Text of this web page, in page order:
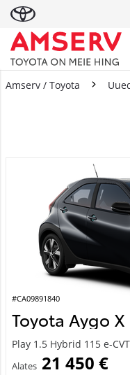
Amserv / Toyota
#CA09891840
Toyota Aygo X
Play 1.5 Hybrid 115 e-
Alates 21 450 €